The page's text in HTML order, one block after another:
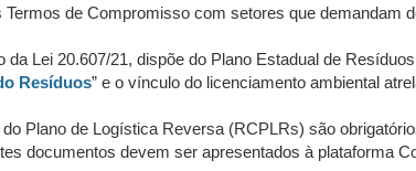
de Compromisso com setores que demandam
Lei 20.607/21, dispõe do Plano Estadual de
Resíduos” e o vínculo do licenciamento ambiental
Plano de Logística Reversa (RCPLRs) são
documentos devem ser apresentados à plataforma